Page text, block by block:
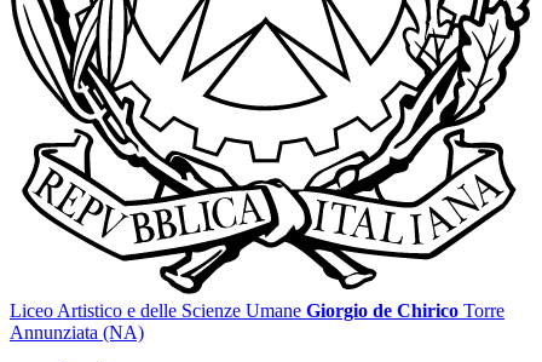
Liceo Artistico e delle Scienze Umane Giorgio de Chirico Torre
Annunziata (NA)